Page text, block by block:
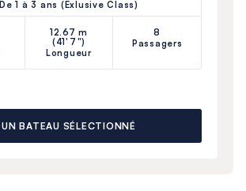
De 1 à 3 ans (Exlusive Class)
12.67 m
(41'7")
Longueur
8
Passagers
UN BATEAU SÉLECTIONNÉ